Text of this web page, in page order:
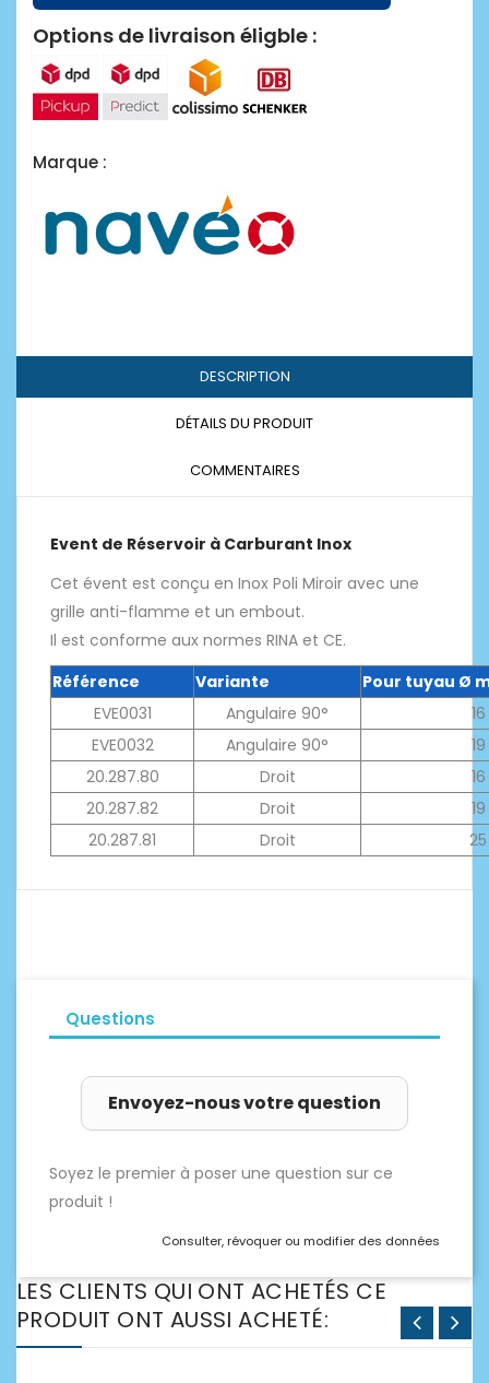
Options de livraison éligble :
Marque :
DESCRIPTION
DÉTAILS DU PRODUIT
COMMENTAIRES
Event de Réservoir à Carburant Inox
Cet évent est conçu en Inox Poli Miroir avec une
grille anti-flamme et un embout.
Il est conforme aux normes RINA et CE.
Référence
Variante
Pour tuyau Ø
EVE0031
Angulaire 90°
16
EVE0032
Angulaire 90°
19
20.287.80
Droit
16
20.287.82
Droit
19
20.287.81
Droit 25
Questions
Envoyez-nous votre question
Soyez le premier à poser une question sur ce
produit !
Consulter, révoquer ou modifier des données
LES CLIENTS QUI ONT ACHETÉS CE
PRODUIT ONT AUSSI ACHETÉ: